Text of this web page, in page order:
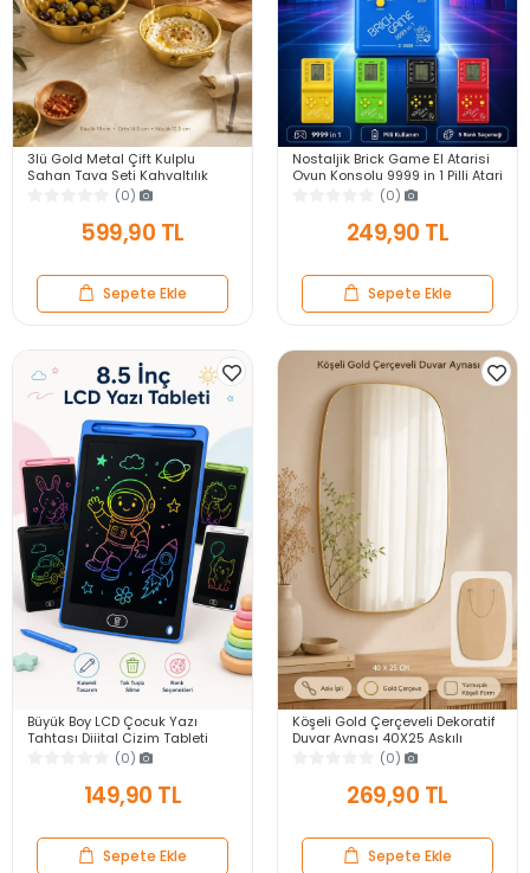
3lü Gold Metal Çift Kulplu
Sahan Tava Seti Kahvaltılık
Meze Menemen Mutfak Sofra
Sunum Kabı Seti
(0)
599,90 TL
Sepete Ekle
Nostaljik Brick Game El Atarisi
Oyun Konsolu 9999 in 1 Pilli Atari
Eğlenceli Çocuk Oyuncağı
(0)
249,90 TL
Sepete Ekle
Büyük Boy LCD Çocuk Yazı
Tahtası Dijital Çizim Tableti
Kalemli Silinebilir 8.5′ Oyuncak
(0)
149,90 TL
Sepete Ekle
Köşeli Gold Çerçeveli Dekoratif
Duvar Aynası 40X25 Askılı
Modern Salon Antre Banyo
Yatak Odası Ayna
(0)
269,90 TL
Sepete Ekle